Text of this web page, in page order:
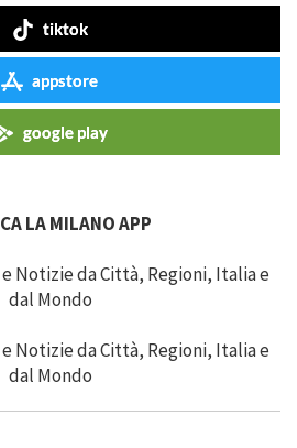
tiktok
appstore
google play
LA MILANO APP